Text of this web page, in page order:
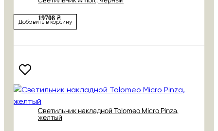
19708 ₴
Добавить в корзину
Светильник накладной Tolomeo Micro Pinza,
желтый